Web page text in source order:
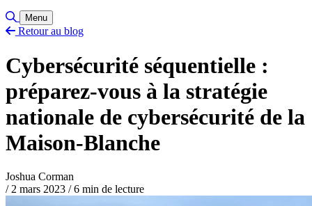
Basculer la recherche
Menu
Retour au blog
Cybersécurité séquentielle :
préparez-vous à la stratégie
nationale de cybersécurité de la
Maison-Blanche
Joshua Corman
/ 2 mars 2023 /6 min de lecture